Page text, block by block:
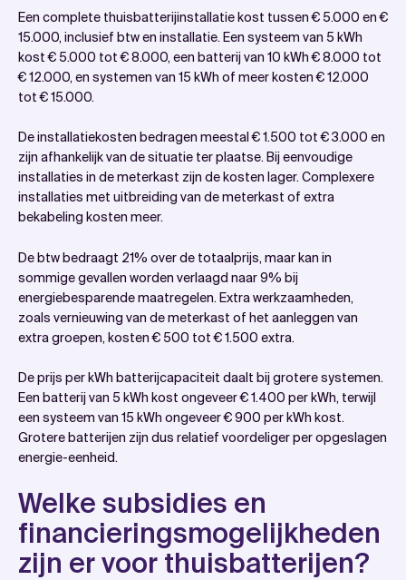
Een complete thuisbatterijinstallatie kost tussen € 5.000 en €
15.000, inclusief btw en installatie. Een systeem van 5 kWh
kost € 5.000 tot € 8.000, een batterij van 10 kWh € 8.000 tot
€ 12.000, en systemen van 15 kWh of meer kosten € 12.000
tot € 15.000.
De installatiekosten bedragen meestal € 1.500 tot € 3.000 en
zijn afhankelijk van de situatie ter plaatse. Bij eenvoudige
installaties in de meterkast zijn de kosten lager. Complexere
installaties met uitbreiding van de meterkast of extra
bekabeling kosten meer.
De btw bedraagt 21% over de totaalprijs, maar kan in
sommige gevallen worden verlaagd naar 9% bij
energiebesparende maatregelen. Extra werkzaamheden,
zoals vernieuwing van de meterkast of het aanleggen van
extra groepen, kosten € 500 tot € 1.500 extra.
De prijs per kWh batterijcapaciteit daalt bij grotere systemen.
Een batterij van 5 kWh kost ongeveer € 1.400 per kWh, terwijl
een systeem van 15 kWh ongeveer € 900 per kWh kost.
Grotere batterijen zijn dus relatief voordeliger per opgeslagen
energie-eenheid.
Welke subsidies en
financieringsmogelijkheden
zijn er voor thuisbatterijen?